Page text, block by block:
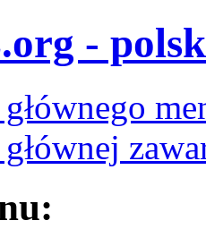
-